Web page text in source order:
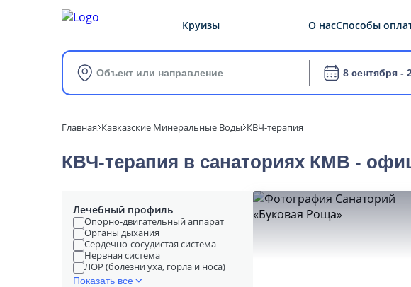
Круизы О насСпособы
Объект или направление 8 сентября -
Главная Кавказские Минеральные Воды КВЧ-терапия
КВЧ-терапия в cанаториях КМВ -
Лечебный профиль
Опорно-двигательный аппарат
Органы дыхания
Сердечно-сосудистая система
Нервная система
ЛОР (болезни уха, горла и носа)
Показать все